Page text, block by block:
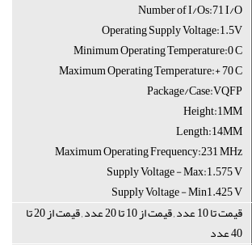
Number of I/Os:71 I/O
Operating Supply Voltage:1.5V
Minimum Operating Temperature:0 C
Maximum Operating Temperature:+ 70 C
Package/Case:VQFP
Height:1MM
Length:14MM
Maximum Operating Frequency:231 MHz
Supply Voltage - Max:1.575 V
Supply Voltage - Min1.425 V
قیمت تا 10 عدد , قیمت از 10 تا 20 عدد , قیمت از 20 تا
40 عدد